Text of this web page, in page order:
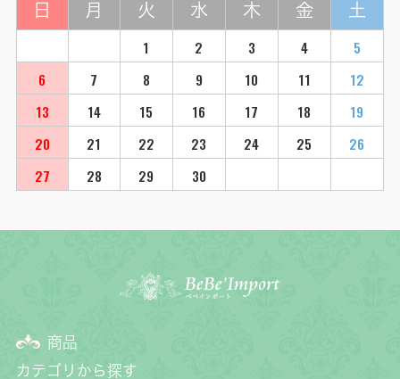
日 月 火 水 木 金 土
1 2 3 4
5
6
7 8 9 10 11
12
13
14 15 16 17 18
19
20
21 22 23 24 25
26
27
28 29 30
商品
カテゴリから探す